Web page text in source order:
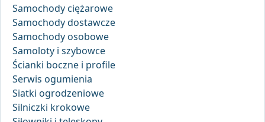
Samochody ciężarowe
Samochody dostawcze
Samochody osobowe
Samoloty i szybowce
Ścianki boczne i profile
Serwis ogumienia
Siatki ogrodzeniowe
Silniczki krokowe